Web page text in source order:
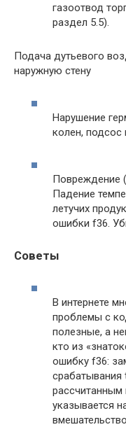
газоотвод
раздел 5.5).
Подача дутьевого
наружную стену
Нарушение
колен, подсос
Повреждение
Падение
летучих
ошибки f36.
Советы
В интернете
проблемы с
полезные, а
кто из
ошибку f36:
срабатывания
рассчитанным
указывается